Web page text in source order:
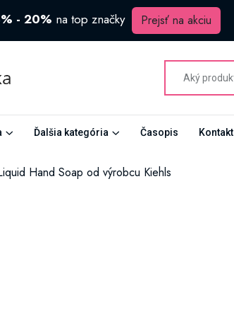
- 20% na top značky Prejsť na akciu
Ďalšia kategória Časopis Kontakt
Hand Soap od výrobcu Kiehls